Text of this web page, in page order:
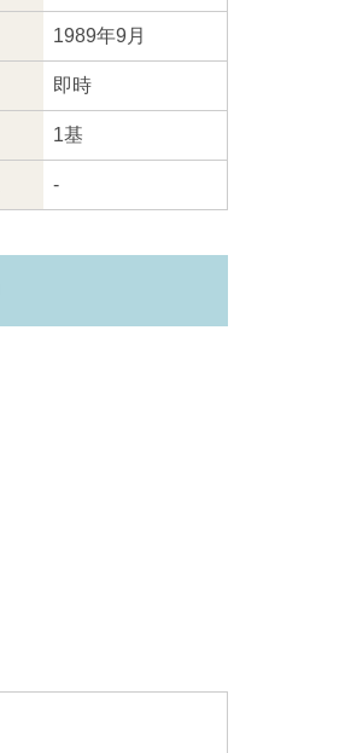
1989年9月
即時
1基
-